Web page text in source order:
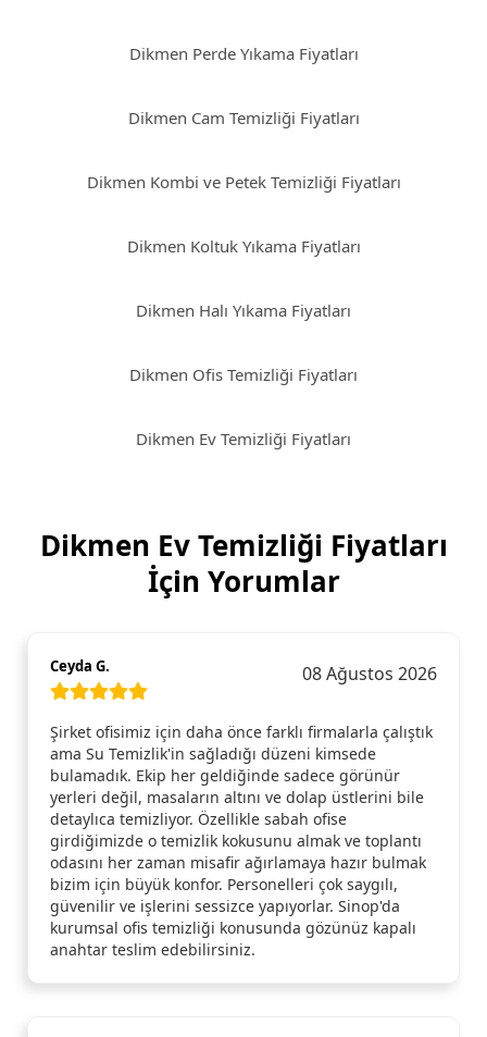
Dikmen Perde Yıkama Fiyatları
Dikmen Cam Temizliği Fiyatları
Dikmen Kombi ve Petek Temizliği Fiyatları
Dikmen Koltuk Yıkama Fiyatları
Dikmen Halı Yıkama Fiyatları
Dikmen Ofis Temizliği Fiyatları
Dikmen Ev Temizliği Fiyatları
Dikmen Ev Temizliği Fiyatları
İçin Yorumlar
Ceyda G. 08 Ağustos 2026
Şirket ofisimiz için daha önce farklı firmalarla çalıştık
ama Su Temizlik'in sağladığı düzeni kimsede
bulamadık. Ekip her geldiğinde sadece görünür
yerleri değil, masaların altını ve dolap üstlerini bile
detaylıca temizliyor. Özellikle sabah ofise
girdiğimizde o temizlik kokusunu almak ve toplantı
odasını her zaman misafir ağırlamaya hazır bulmak
bizim için büyük konfor. Personelleri çok saygılı,
güvenilir ve işlerini sessizce yapıyorlar. Sinop'da
kurumsal ofis temizliği konusunda gözünüz kapalı
anahtar teslim edebilirsiniz.